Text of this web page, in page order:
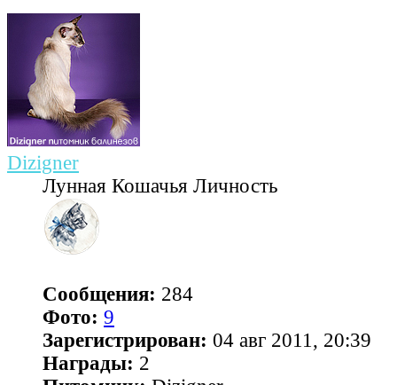
Dizigner
Лунная Кошачья Личность
Сообщения: 284
Фото: 9
Зарегистрирован: 04 авг 2011, 20:39
Награды: 2